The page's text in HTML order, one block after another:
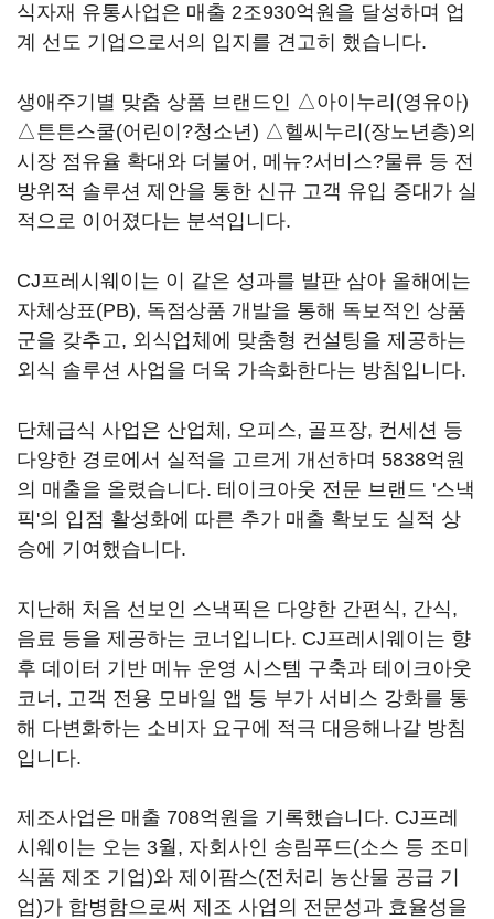
식자재 유통사업은 매출 2조930억원을 달성하며 업
계 선도 기업으로서의 입지를 견고히 했습니다.
생애주기별 맞춤 상품 브랜드인 △아이누리(영유아)
△튼튼스쿨(어린이?청소년) △헬씨누리(장노년층)의
시장 점유율 확대와 더불어, 메뉴?서비스?물류 등 전
방위적 솔루션 제안을 통한 신규 고객 유입 증대가 실
적으로 이어졌다는 분석입니다.
CJ프레시웨이는 이 같은 성과를 발판 삼아 올해에는
자체상표(PB), 독점상품 개발을 통해 독보적인 상품
군을 갖추고, 외식업체에 맞춤형 컨설팅을 제공하는
외식 솔루션 사업을 더욱 가속화한다는 방침입니다.
단체급식 사업은 산업체, 오피스, 골프장, 컨세션 등
다양한 경로에서 실적을 고르게 개선하며 5838억원
의 매출을 올렸습니다. 테이크아웃 전문 브랜드 '스낵
픽'의 입점 활성화에 따른 추가 매출 확보도 실적 상
승에 기여했습니다.
지난해 처음 선보인 스낵픽은 다양한 간편식, 간식,
음료 등을 제공하는 코너입니다. CJ프레시웨이는 향
후 데이터 기반 메뉴 운영 시스템 구축과 테이크아웃
코너, 고객 전용 모바일 앱 등 부가 서비스 강화를 통
해 다변화하는 소비자 요구에 적극 대응해나갈 방침
입니다.
제조사업은 매출 708억원을 기록했습니다. CJ프레
시웨이는 오는 3월, 자회사인 송림푸드(소스 등 조미
식품 제조 기업)와 제이팜스(전처리 농산물 공급 기
업)가 합병함으로써 제조 사업의 전문성과 효율성을